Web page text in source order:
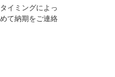
イミングによっ
て納期をご連絡